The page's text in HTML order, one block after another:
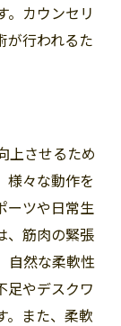
。カウンセリ
が行われるた
上させるため
様々な動作を
ーツや日常生
、筋肉の緊張
自然な柔軟性
足やデスクワ
。また、柔軟